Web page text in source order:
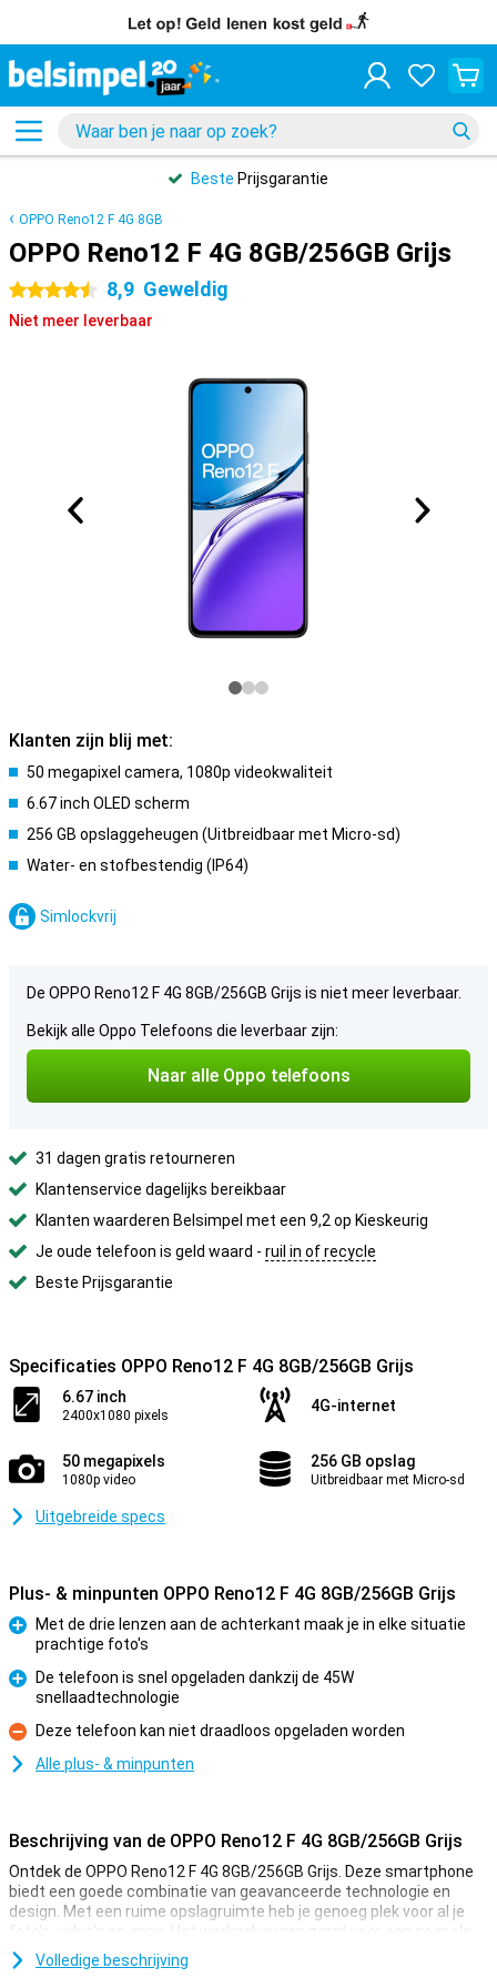
Beste Prijsgarantie
OPPO Reno12 F 4G 8GB
OPPO Reno12 F 4G 8GB/256GB Grijs
4.5 sterren 8,9 Geweldig
Niet meer leverbaar
Klanten zijn blij met:
50 megapixel camera, 1080p videokwaliteit
6.67 inch OLED scherm
256 GB opslaggeheugen (Uitbreidbaar met Micro-sd)
Water- en stofbestendig (IP64)
Simlockvrij
De OPPO Reno12 F 4G 8GB/256GB Grijs is niet meer leverbaar.
Bekijk alle Oppo Telefoons die leverbaar zijn:
Naar alle Oppo telefoons
31 dagen gratis retourneren
Klantenservice dagelijks bereikbaar
Klanten waarderen Belsimpel met een 9,2 op Kieskeurig
Je oude telefoon is geld waard - ruil in of recycle
Beste Prijsgarantie
Specificaties OPPO Reno12 F 4G 8GB/256GB Grijs
6.67 inch
2400x1080 pixels
4G-internet
50 megapixels
1080p video
256 GB opslag
Uitbreidbaar met Micro-sd
Uitgebreide specs
Plus- & minpunten OPPO Reno12 F 4G 8GB/256GB Grijs
Pluspunt
Met de drie lenzen aan de achterkant maak je in elke situatie
prachtige foto's
Pluspunt
De telefoon is snel opgeladen dankzij de 45W
snellaadtechnologie
Minpunt
Deze telefoon kan niet draadloos opgeladen worden
Alle plus- & minpunten
Beschrijving van de OPPO Reno12 F 4G 8GB/256GB Grijs
Ontdek de OPPO Reno12 F 4G 8GB/256GB Grijs. Deze smartphone
biedt een goede combinatie van geavanceerde technologie en
design. Met een ruime opslagruimte heb je genoeg plek voor al je
foto's, video's en apps. Het werkgeheugen zorgt voor een soepele
en snelle gebruikservaring voor bijvoorbeeld al je games. Geniet van
adembenemende beelden dankzij de AI-ondersteunde camera en
Volledige beschrijving